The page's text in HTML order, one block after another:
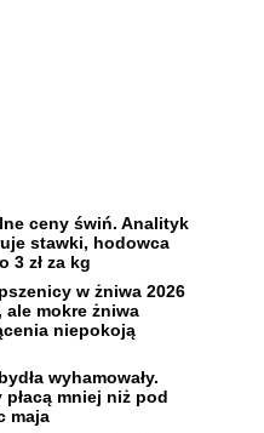
ceny świń. Analityk
stawki, hodowca
3 zł za kg
w żniwa 2026
ale mokre żniwa
niepokoją
wyhamowały.
płacą mniej niż pod
maja